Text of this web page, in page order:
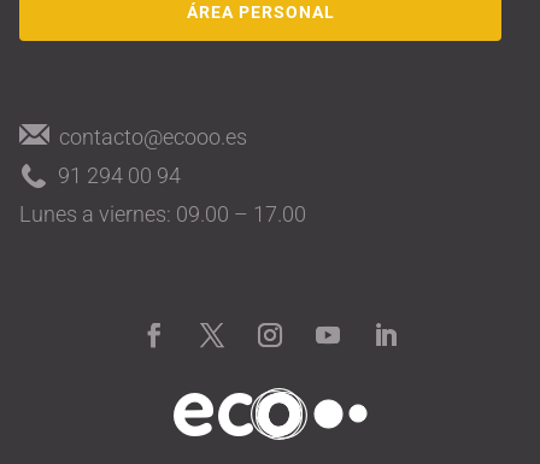
ÁREA PERSONAL
contacto@ecooo.es
91 294 00 94
Lunes a viernes: 09.00 – 17.00